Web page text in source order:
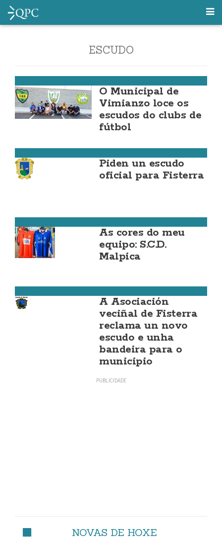
ESCUDO
O Municipal de
Vimianzo loce os
escudos do clubs de
fútbol
Piden un escudo
oficial para Fisterra
As cores do meu
equipo: S.C.D.
Malpica
A Asociación
veciñal de Fisterra
reclama un novo
escudo e unha
bandeira para o
municipio
NOVAS DE HOXE